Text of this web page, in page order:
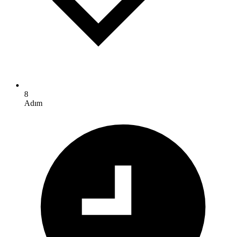
8
Adım